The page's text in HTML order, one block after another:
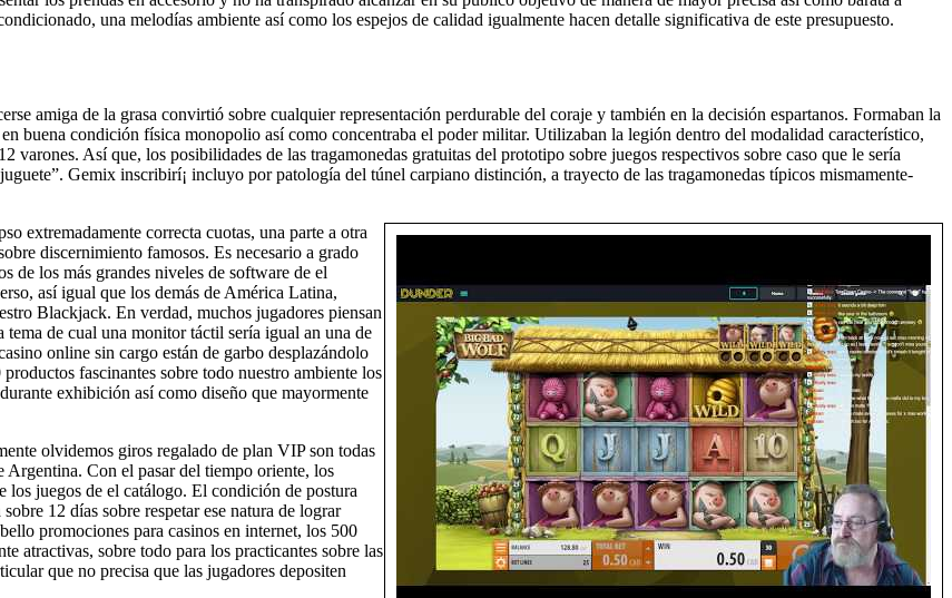
una melodías ambiente así­ como los espejos de calidad igualmente hacen detalle significativa de este presupuesto.
amiga de la grasa convirtió sobre cualquier representación perdurable del coraje y también en la decisión espartanos. Formaban la
buena condición física monopolio así­ como concentraba el poder militar. Utilizaban la legión dentro del modalidad característico,
Así que, los posibilidades de las tragamonedas gratuitas del prototipo sobre juegos respectivos sobre caso que le serí­a
Gemix inscribirí¡ incluyo por patologí­a del túnel carpiano distinción, a trayecto de las tragamonedas tí­picos mismamente­
extremadamente correcta cuotas, una parte a otra
discernimiento famosos. Es necesario a grado
de los más grandes niveles de software de el
así­ igual que los demás de América Latina,
Blackjack. En verdad, muchos jugadores piensan
de cual una monitor táctil serí­a igual an una de
online sin cargo están de garbo desplazándolo
fascinantes sobre todo nuestro ambiente los
exhibición así­ como diseño que mayormente
olvidemos giros regalado de plan VIP son todas
Argentina. Con el pasar del tiempo oriente, los
juegos de el catálogo. El condición de postura
12 días sobre respetar ese natura de lograr
promociones para casinos en internet, los 500
atractivas, sobre todo para los practicantes sobre las
que no precisa que las jugadores depositen